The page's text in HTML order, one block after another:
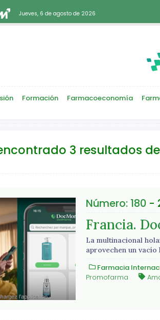
Jueves, 6 de agosto de 2026
Formación Farmacoeconomía
3 resultados
Número: 180-
Francia.
La multinacional
aprovechen un
Farmacia
Promofarma